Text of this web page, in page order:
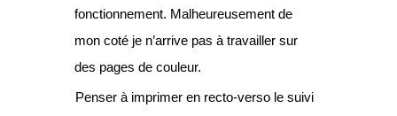
fonctionnement. Malheureusement de
mon coté je n’arrive pas à travailler sur
des pages de couleur.
Penser à imprimer en recto-verso le suivi